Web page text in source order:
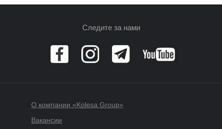
Следите за нами
О компании «Kolesa Group»
Вакансии